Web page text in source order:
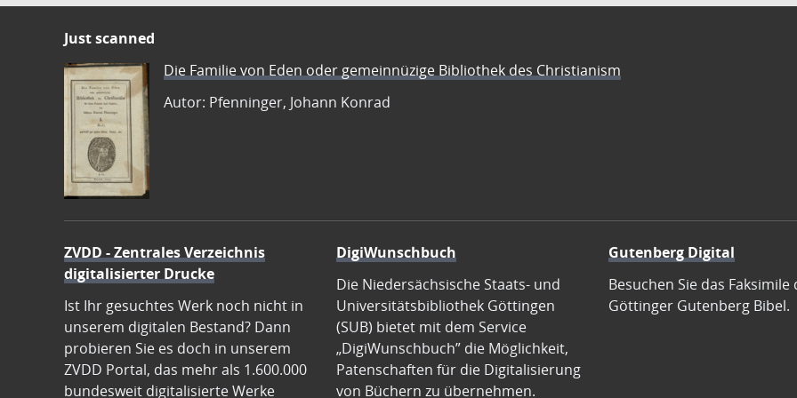
Just scanned
Die Familie von Eden oder gemeinnüzige Bibliothek des Christianism
Autor: Pfenninger, Johann Konrad
ZVDD - Zentrales Verzeichnis
digitalisierter Drucke
Ist Ihr gesuchtes Werk noch nicht in
unserem digitalen Bestand? Dann
probieren Sie es doch in unserem
ZVDD Portal, das mehr als 1.600.000
bundesweit digitalisierte Werke
DigiWunschbuch
Die Niedersächsische Staats- und
Universitätsbibliothek Göttingen
(SUB) bietet mit dem Service
„DigiWunschbuch” die Möglichkeit,
Patenschaften für die Digitalisierung
von Büchern zu übernehmen.
Gutenberg Digital
Besuchen Sie das Faksimile
Göttinger Gutenberg Bibel.